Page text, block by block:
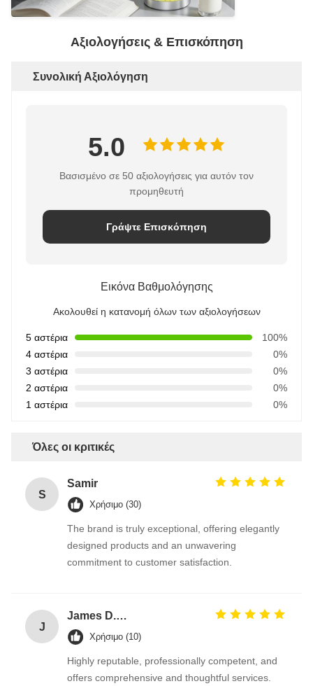
Αξιολογήσεις & Επισκόπηση
Συνολική Αξιολόγηση
5.0
Βασισμένο σε 50 αξιολογήσεις για αυτόν τον
προμηθευτή
Γράψτε Επισκόπηση
Εικόνα Βαθμολόγησης
Ακολουθεί η κατανομή όλων των αξιολογήσεων
5 αστέρια
100%
4 αστέρια
0%
3 αστέρια
0%
2 αστέρια
0%
1 αστέρια
0%
Όλες οι κριτικές
S
Samir
Χρήσιμο (30)
The brand is truly exceptional, offering elegantly
designed products and an unwavering
commitment to customer satisfaction.
J
James D.Roberts
Χρήσιμο (10)
Highly reputable, professionally competent, and
offers comprehensive and thoughtful services.